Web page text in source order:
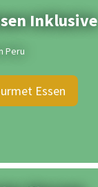
Inklusive
Peru
Essen